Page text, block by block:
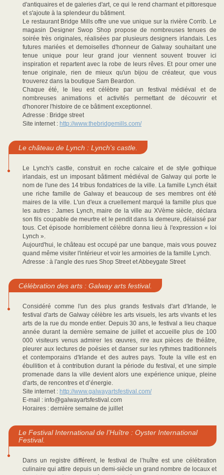
d'antiquaires et de galeries d'art, ce qui le rend charmant et pittoresque
et s'ajoute à la splendeur du bâtiment.
Le restaurant Bridge Mills offre une vue unique sur la rivière Corrib. Le
magasin Designer Swop Shop propose de nombreuses tenues de
soirée très originales, réalisées par plusieurs designers irlandais. Les
futures mariées et demoiselles d'honneur de Galway souhaitant une
tenue unique pour leur grand jour viennent souvent trouver ici
inspiration et repartent avec la robe de leurs rêves. Et pour orner une
tenue originale, rien de mieux qu'un bijou de créateur, que vous
trouverez dans la boutique Sam Beardon.
Chaque été, le lieu est célèbre par un festival médiéval et de
nombreuses animations et activités permettant de découvrir et
d'honorer l'histoire de ce bâtiment exceptionnel.
Adresse : Bridge street
Site internet : http://www.thebridgemills.com/
Le château de Lynch : Lynch's castle.
Le Lynch's castle, construit en roche calcaire et de style gothique
irlandais, est un imposant bâtiment médiéval de Galway qui porte le
nom de l'une des 14 tribus fondatrices de la ville. La famille Lynch était
une riche famille de Galway et beaucoup de ses membres ont été
maires de la ville. L'un d'eux a cruellement marqué la famille plus que
les autres : James Lynch, maire de la ville au XVème siècle, déclara
son fils coupable de meurtre et le pendit dans la demeure, délaissé par
tous. Cet épisode horriblement célèbre donna lieu à l'expression « loi
Lynch ».
Aujourd'hui, le château est occupé par une banque, mais vous pouvez
quand même visiter l'intérieur et voir les armoiries de la famille Lynch.
Adresse : à l'angle des rues Shop Street et Abbeygate Street
Célébration des arts : Galway arts festival.
Considéré comme l'un des plus grands festivals d'art d'Irlande, le
festival d'arts de Galway célèbre les arts visuels, les arts vivants et les
arts de la rue du monde entier. Depuis 30 ans, le festival a lieu chaque
année durant la dernière semaine de juillet et accueille plus de 100
000 visiteurs venus admirer les œuvres, rire aux pièces de théâtre,
pleurer aux lectures de poésies et danser sur les rythmes traditionnels
et contemporains d'Irlande et des autres pays. Toute la ville est en
ébullition et à contribution durant la période du festival, et une simple
promenade dans la ville devient alors une expérience unique, pleine
d'arts, de rencontres et d’énergie.
Site internet : http://www.galwayartsfestival.com/
E-mail : info@galwayartsfestival.com
Horaires : dernière semaine de juillet
Le Festival International de l’Huître : Oyster International
Festival.
Dans un registre différent, le festival de l’huître est une célébration
culinaire qui attire depuis un demi-siècle un grand nombre de locaux et